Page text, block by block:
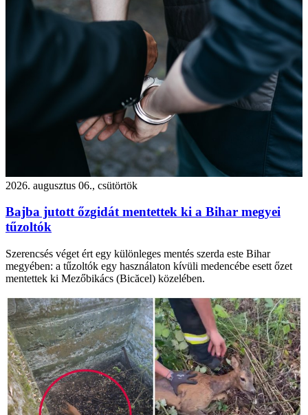
2026. augusztus 06., csütörtök
Bajba jutott őzgidát mentettek ki a Bihar megyei
tűzoltók
Szerencsés véget ért egy különleges mentés szerda este Bihar
megyében: a tűzoltók egy használaton kívüli medencébe esett őzet
mentettek ki Mezőbikács (Bicăcel) közelében.